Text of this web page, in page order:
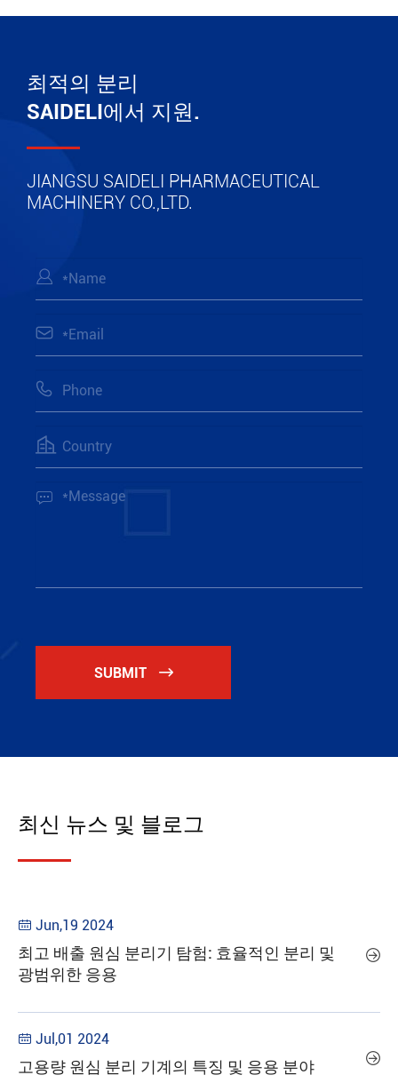
최적의 분리
SAIDELI에서 지원.
JIANGSU SAIDELI PHARMACEUTICAL
MACHINERY CO.,LTD.





SUBMIT 
최신 뉴스 및 블로그
 Jun,19 2024
최고 배출 원심 분리기 탐험: 효율적인 분리 및
광범위한 응용

 Jul,01 2024
고용량 원심 분리 기계의 특징 및 응용 분야 